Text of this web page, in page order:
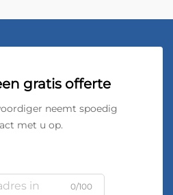
gratis offerte
neemt spoedig
met u op.
0/100